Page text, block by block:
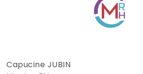
Capucine JUBIN